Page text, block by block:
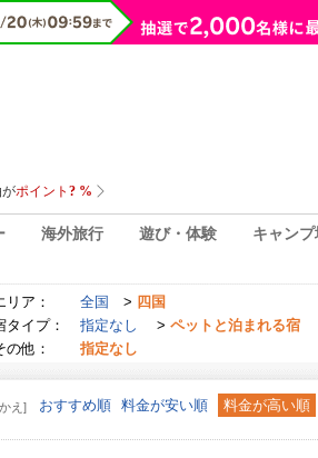
海外旅行 遊び・体験 キャンプ
リア： 全国 > 四国
タイプ：
指定なし > ペットと泊まれる宿
の他：
指定なし
え] おすすめ順 料金が安い順 料金が高い順